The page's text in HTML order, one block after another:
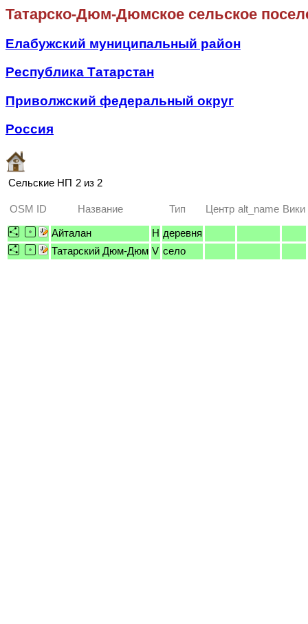
Татарско-Дюм-Дюмское сельское
Елабужский муниципальный район
Республика Татарстан
Приволжский федеральный округ
Россия
Сельские НП 2 из 2
OSM ID Название Тип Центр alt_name Вики
Айталан H деревня
Татарский Дюм-Дюм V село